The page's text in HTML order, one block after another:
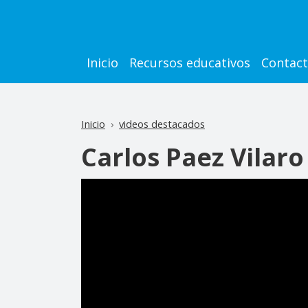
Main navigation
Inicio Recursos educativos
Inicio videos destacados
Carlos Paez Vilaro